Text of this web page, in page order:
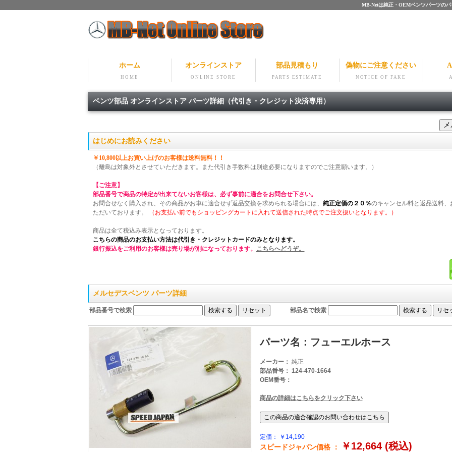
MB-Netは純正・OEMベンツパーツの
ホーム
HOME
オンラインストア
ONLINE STORE
部品見積もり
PARTS ESTIMATE
偽物にご注意ください
NOTICE OF FAKE
ベンツ部品 オンラインストア パーツ詳細（代引き・クレジット決済専用）
はじめにお読みください
￥10,800以上お買い上げのお客様は送料無料！！
（離島は対象外とさせていただきます。また代引き手数料は別途必要になりますのでご注意願います。）
【ご注意】
部品番号で商品の特定が出来てないお客様は、必ず事前に適合をお問合せ下さい。
お問合せなく購入され、その商品がお車に適合せず返品交換を求められる場合には、 純正定価の２０％のキャンセル料と返品送料
ただいております。
（お支払い前でもショッピングカートに入れて送信された時点でご注文扱いとなります。）
商品は全て税込み表示となっております。
こちらの商品のお支払い方法は代引き・クレジットカードのみとなります。
銀行振込をご利用のお客様は売り場が別になっております。 こちらへどうぞ。
メルセデスベンツ パーツ詳細
部品番号で検索 部品名で検索
パーツ名：フューエルホース
メーカー： 純正
部品番号： 124-470-1664
OEM番号：
商品の詳細はこちらをクリック下さい
定価： ￥14,190
スピードジャパン価格 ： ￥12,664 (税込)